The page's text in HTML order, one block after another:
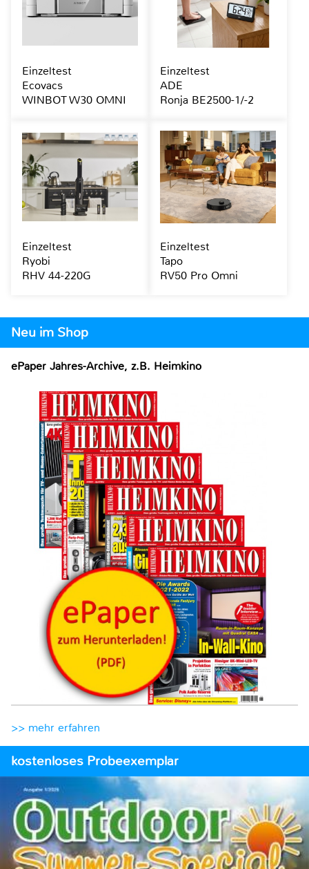
Neu im Shop
ePaper Jahres-Archive, z.B. Heimkino
>> mehr erfahren
kostenloses Probeexemplar
Einzeltest
Ecovacs
WINBOT W30 OMNI
Einzeltest
ADE
Ronja BE2500-1/-2
Einzeltest
Ryobi
RHV 44-220G
Einzeltest
Tapo
RV50 Pro Omni